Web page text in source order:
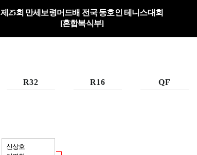
제25회 만세보령머드배 전국 동호인 테니스대회
[혼합복식부]
R32 R16 QF
신상호